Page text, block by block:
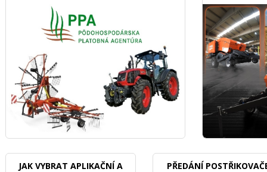
JAK VYBRAT APLIKAČNÍ A
PŘEDÁNÍ